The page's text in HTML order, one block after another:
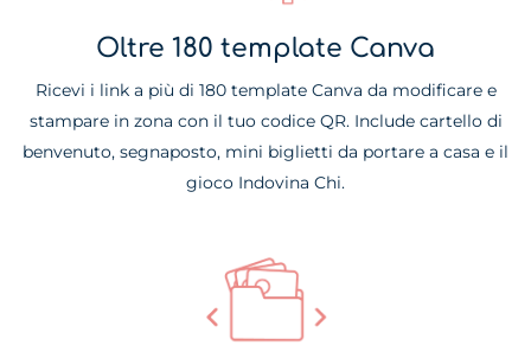
Oltre 180 template Canva
Ricevi i link a più di 180 template Canva da modificare e
stampare in zona con il tuo codice QR. Include cartello di
benvenuto, segnaposto, mini biglietti da portare a casa e il
gioco Indovina Chi.